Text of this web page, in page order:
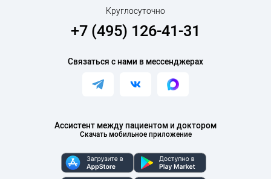
конечности, ампутации или реконструкции
культи конечности. Выполнение всех методов
накостного остеосинтез пластинами, в том
тазобедренного и коленного суставов при
Повышение квалификации
2010 г.- «Эндопротезирование тазобедренного и
коленного суставов»,
Ассистент между пациентом и доктором
Скачать мобильное приложение
Круглосуточно
+7 (495) 126-41-31
Связаться с нами в мессенджерах